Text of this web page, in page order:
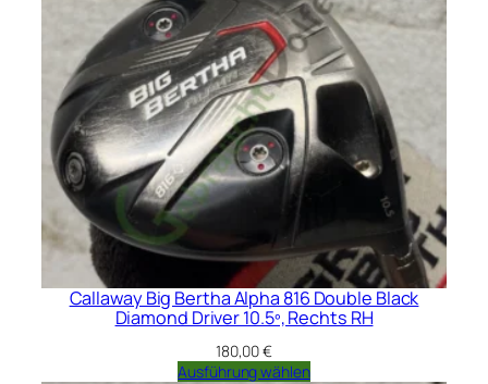
Callaway Big Bertha Alpha 816 Double Black
Diamond Driver 10.5º, Rechts RH
180,00€
Ausführung wählen